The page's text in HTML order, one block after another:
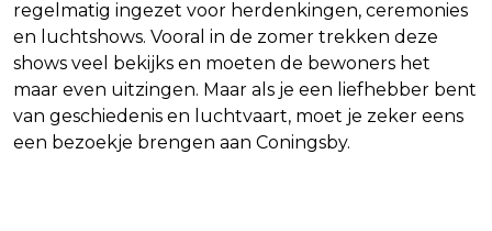
regelmatig ingezet voor herdenkingen, ceremonies
en luchtshows. Vooral in de zomer trekken deze
shows veel bekijks en moeten de bewoners het
maar even uitzingen. Maar als je een liefhebber bent
van geschiedenis en luchtvaart, moet je zeker eens
een bezoekje brengen aan Coningsby.